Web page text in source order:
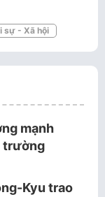
sự - Xã hội
mạnh
trường
Kyu trao